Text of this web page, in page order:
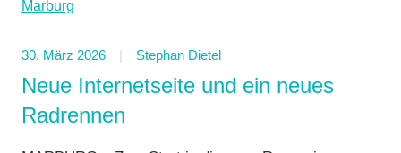
30. März 2026 Stephan Dietel
Neue Internetseite und ein neues
Radrennen